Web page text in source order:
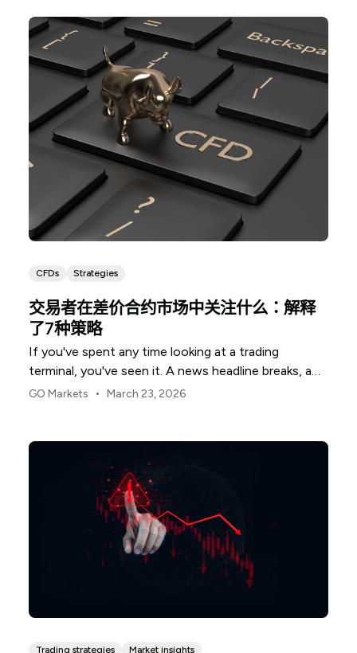
CFDs Strategies
交易者在差价合约市场中关注什么：解释
了7种策略
If you've spent any time looking at a trading
terminal, you've seen it. A news headline breaks, a
chart line snaps, and suddenly everyone is rushing
responses.
GO Markets • March 23, 2026
Trading strategies Market insights